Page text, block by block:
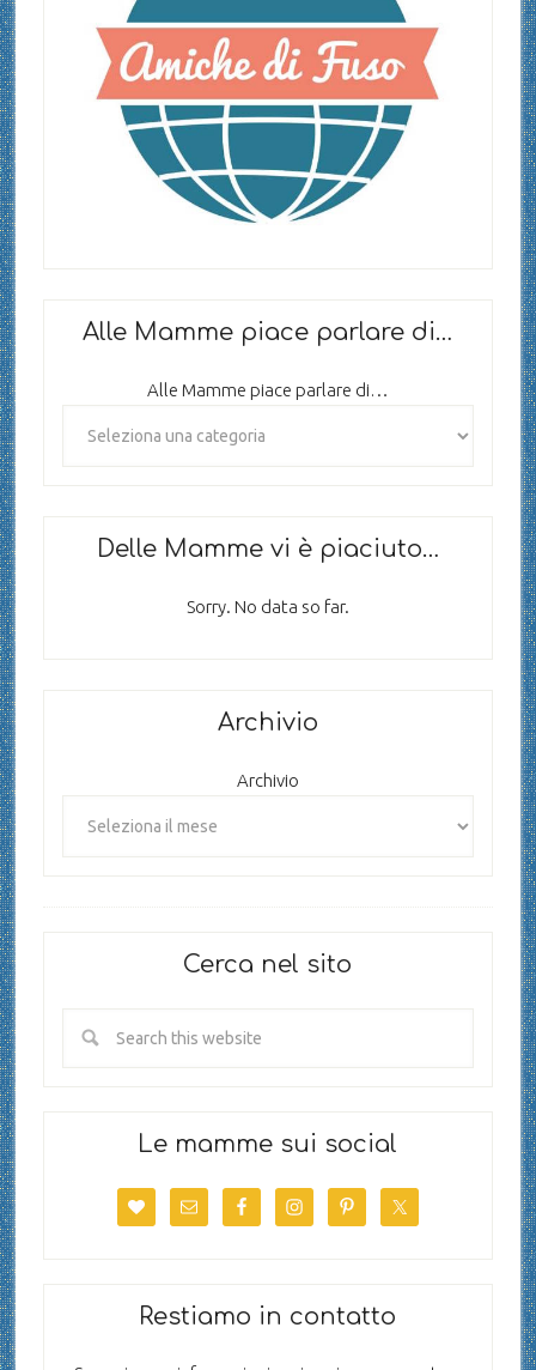
Alle Mamme piace parlare di…
Alle Mamme piace parlare di…
Delle Mamme vi è piaciuto…
Sorry. No data so far.
Archivio
Archivio
Cerca nel sito
Le mamme sui social
Restiamo in contatto